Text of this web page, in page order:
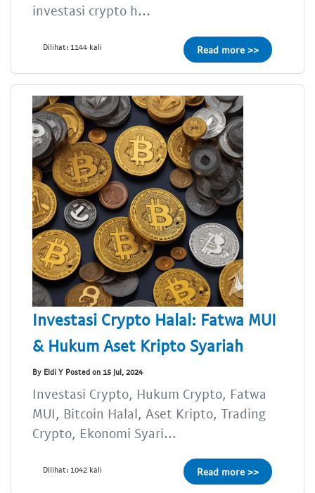
investasi crypto h...
Dilihat: 1144 kali Read more >>
Investasi Crypto Halal: Fatwa MUI
& Hukum Aset Kripto Syariah
By Eldi Y Posted on 15 Jul, 2024
Investasi Crypto, Hukum Crypto, Fatwa
MUI, Bitcoin Halal, Aset Kripto, Trading
Crypto, Ekonomi Syari...
Dilihat: 1042 kali Read more >>